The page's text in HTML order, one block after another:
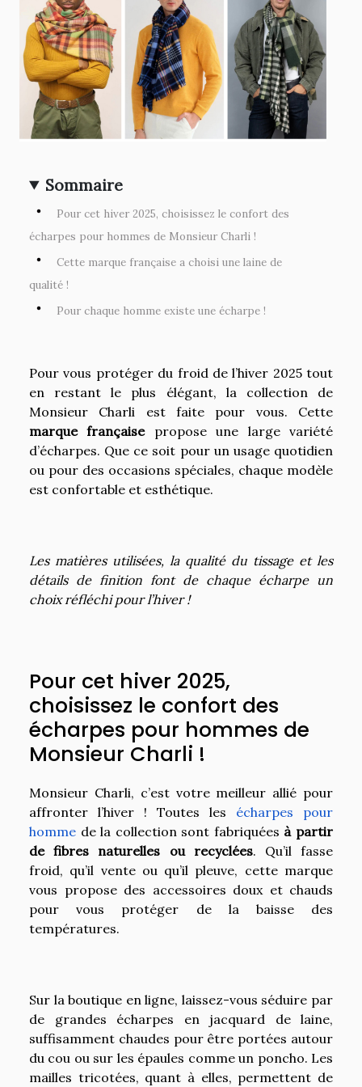
Sommaire
Pour cet hiver 2025, choisissez le confort des
écharpes pour hommes de Monsieur Charli !
Cette marque française a choisi une laine de
qualité !
Pour chaque homme existe une écharpe !
Pour vous protéger du froid de l’hiver 2025 tout
en restant le plus élégant, la collection de
Monsieur Charli est faite pour vous. Cette
marque française propose une large variété
d’écharpes. Que ce soit pour un usage quotidien
ou pour des occasions spéciales, chaque modèle
est confortable et esthétique.
Les matières utilisées, la qualité du tissage et les
détails de finition font de chaque écharpe un
choix réfléchi pour l’hiver !
Pour cet hiver 2025,
choisissez le confort des
écharpes pour hommes de
Monsieur Charli !
Monsieur Charli, c’est votre meilleur allié pour
affronter l’hiver ! Toutes les écharpes pour
homme de la collection sont fabriquées à partir
de fibres naturelles ou recyclées. Qu’il fasse
froid, qu’il vente ou qu’il pleuve, cette marque
vous propose des accessoires doux et chauds
pour vous protéger de la baisse des
températures.
Sur la boutique en ligne, laissez-vous séduire par
de grandes écharpes en jacquard de laine,
suffisamment chaudes pour être portées autour
du cou ou sur les épaules comme un poncho. Les
mailles tricotées, quant à elles, permettent de